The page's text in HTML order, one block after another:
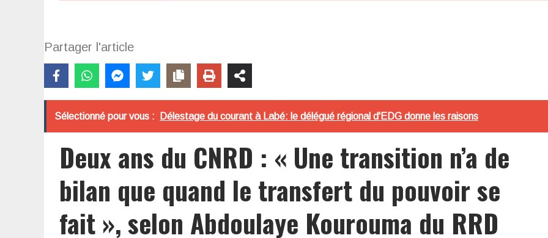
Partager l'article
Sélectionné pour vous : Délestage du courant à Labé: le délégué régional d'EDG donne les raisons
Deux ans du CNRD : « Une transition n’a de
bilan que quand le transfert du pouvoir se
fait », selon Abdoulaye Kourouma du RRD